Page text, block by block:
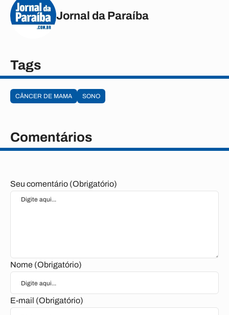
Jornal da Paraíba
Tags
CÂNCER DE MAMA SONO
Comentários
Seu comentário (Obrigatório)
Nome (Obrigatório)
E-mail (Obrigatório)